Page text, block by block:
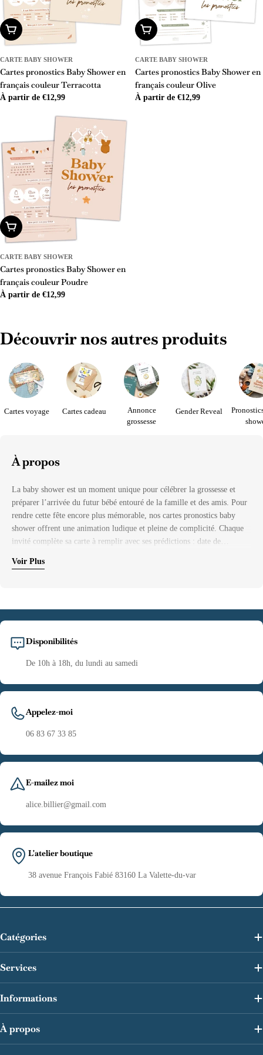
Choisissez Les Options
CARTE BABY SHOWER
Cartes pronostics Baby Shower en
français couleur Terracotta
Prix
À partir de €12,99
Choisissez Les Options
CARTE BABY SHOWER
Cartes pronostics Baby Shower en
français couleur Olive
Prix
À partir de €12,99
Choisissez Les Options
CARTE BABY SHOWER
Cartes pronostics Baby Shower en
français couleur Poudre
Prix
À partir de €12,99
Découvrir nos autres produits
Cartes voyage Cartes cadeau
Annonce
grossesse
Gender Reveal
À propos
La baby shower est un moment unique pour célébrer la grossesse et
préparer l’arrivée du futur bébé entouré de la famille et des amis. Pour
rendre cette fête encore plus mémorable, nos cartes pronostics baby
shower offrent une animation ludique et pleine de complicité. Chaque
invité complète sa carte à remplir avec ses prédictions : date de
les parents.Ces cartes de pronostics transforment la baby shower en un
rappeler de ce moment de partage autour de la grossesse.Nos modèles,
la décoration de votre fête prénatale. Fabriquées avec soin en France,
jeu : elles scellent un instant fort de la grossesse et permettent à la
une trace unique pour le futur bébé.
Voir Plus
Disponibilités
De 10h à 18h, du lundi au samedi
Appelez-moi
06 83 67 33 85
E-mailez moi
alice.billier@gmail.com
L'atelier boutique
38 avenue François Fabié 83160 La Valette-du-var
Catégories
Services
Informations
À propos